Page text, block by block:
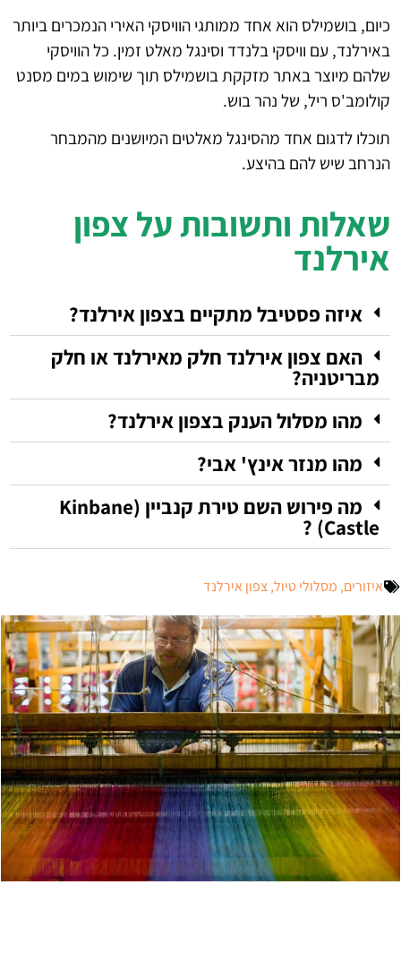
כיום, בושמילס הוא אחד ממותגי הוויסקי האירי הנמכרים ביותר
באירלנד, עם וויסקי בלנדד וסינגל מאלט זמין. כל הוויסקי
שלהם מיוצר באתר מזקקת בושמילס תוך שימוש במים מסנט
קולומב'ס ריל, של נהר בוש.
תוכלו לדגום אחד מהסינגל מאלטים המיושנים מהמבחר
הנרחב שיש להם בהיצע.
שאלות ותשובות על צפון
אירלנד
איזה פסטיבל מתקיים בצפון אירלנד?
האם צפון אירלנד חלק מאירלנד או חלק
מבריטניה?
מהו מסלול הענק בצפון אירלנד?
מהו מנזר אינץ' אבי?
מה פירוש השם טירת קנביין (Kinbane
Castle) ?
איזורים, מסלולי טיול,צפון אירלנד